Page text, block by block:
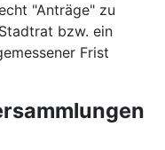
"Anträge" zu
bzw. ein
Frist